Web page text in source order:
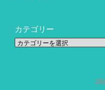
カテゴリー
カ